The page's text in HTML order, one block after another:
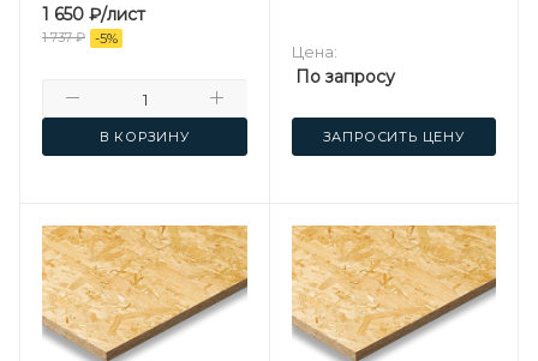
1 650 ₽/лист
1 737₽ -5%
В КОРЗИНУ
Цена:
По запросу
ЗАПРОСИТЬ ЦЕНУ